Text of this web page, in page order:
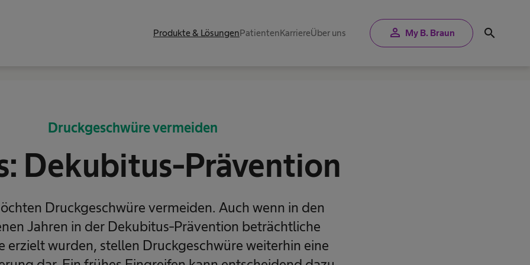
Produkte & LösungenPatientenKarriereÜber uns person My B. Braun search
Druckgeschwüre vermeiden
Dekubitus-Prävention
Druckgeschwüre vermeiden. Auch wenn in den
Jahren in der Dekubitus-Prävention beträchtliche
erzielt wurden, stellen Druckgeschwüre weiterhin eine